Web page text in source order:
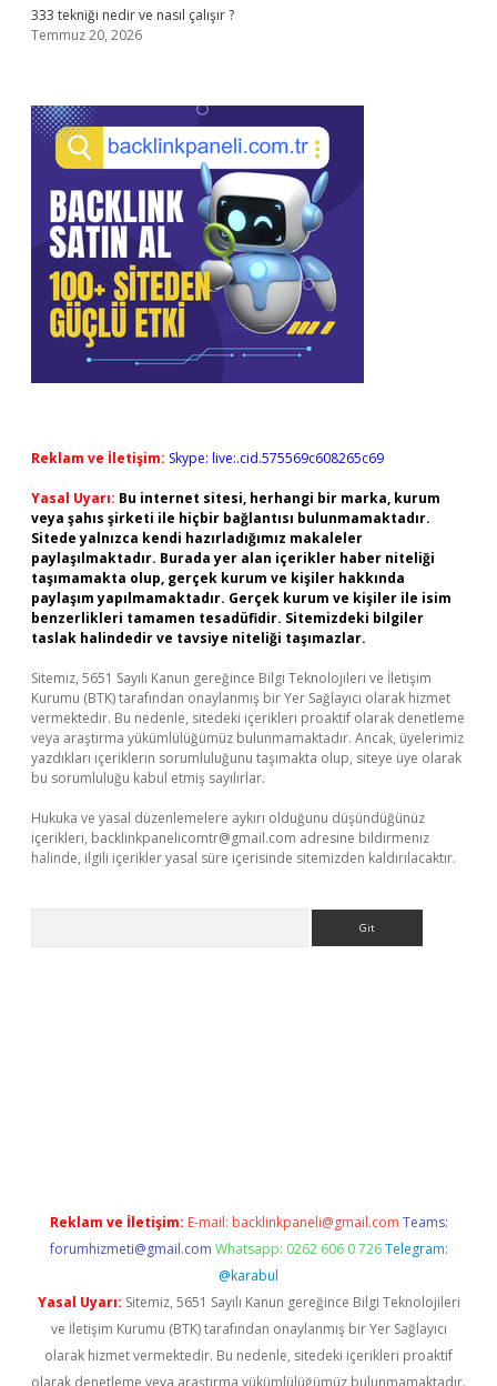
333 tekniği nedir ve nasıl çalışır ?
Temmuz 20, 2026
Reklam ve İletişim: Skype: live:.cid.575569c608265c69
Yasal Uyarı: Bu internet sitesi, herhangi bir marka, kurum
veya şahıs şirketi ile hiçbir bağlantısı bulunmamaktadır.
Sitede yalnızca kendi hazırladığımız makaleler
paylaşılmaktadır. Burada yer alan içerikler haber niteliği
taşımamakta olup, gerçek kurum ve kişiler hakkında
paylaşım yapılmamaktadır. Gerçek kurum ve kişiler ile isim
benzerlikleri tamamen tesadüfidir. Sitemizdeki bilgiler
taslak halindedir ve tavsiye niteliği taşımazlar.
Sitemiz, 5651 Sayılı Kanun gereğince Bilgi Teknolojileri ve İletişim
Kurumu (BTK) tarafından onaylanmış bir Yer Sağlayıcı olarak hizmet
vermektedir. Bu nedenle, sitedeki içerikleri proaktif olarak denetleme
veya araştırma yükümlülüğümüz bulunmamaktadır. Ancak, üyelerimiz
yazdıkları içeriklerin sorumluluğunu taşımakta olup, siteye üye olarak
bu sorumluluğu kabul etmiş sayılırlar.
Hukuka ve yasal düzenlemelere aykırı olduğunu düşündüğünüz
içerikleri, backlinkpanelicomtr@gmail.com adresine bildirmeniz
halinde, ilgili içerikler yasal süre içerisinde sitemizden kaldırılacaktır.
Reklam ve İletişim: E-mail: backlinkpaneli@gmail.com Teams:
forumhizmeti@gmail.com Whatsapp: 0262 606 0 726 Telegram:
@karabul
Yasal Uyarı: Sitemiz, 5651 Sayılı Kanun gereğince Bilgi Teknolojileri
ve İletişim Kurumu (BTK) tarafından onaylanmış bir Yer Sağlayıcı
olarak hizmet vermektedir. Bu nedenle, sitedeki içerikleri proaktif
olarak denetleme veya araştırma yükümlülüğümüz bulunmamaktadır.